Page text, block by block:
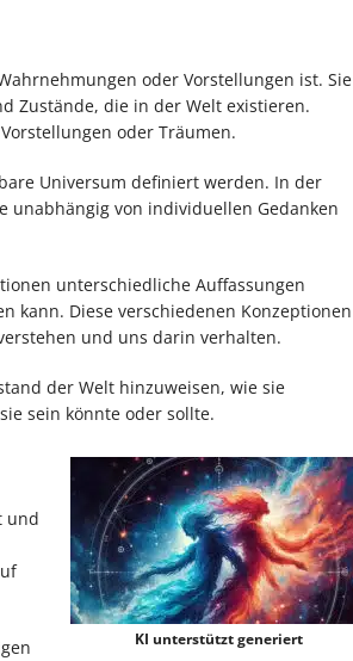
oder Vorstellungen ist. Sie
Zustände, die in der Welt existieren.
oder Träumen.
Universum definiert werden. In der
unabhängig von individuellen Gedanken
unterschiedliche Auffassungen
kann. Diese verschiedenen Konzeptionen
und uns darin verhalten.
der Welt hinzuweisen, wie sie
sein könnte oder sollte.
KI unterstützt generiert
und